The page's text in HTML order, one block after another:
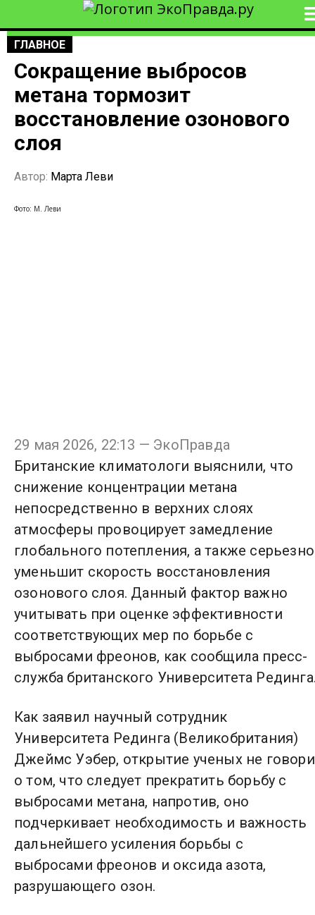
ГЛАВНОЕ
Сокращение выбросов
метана тормозит
восстановление озонового
слоя
Автор: Марта Леви
Фото: М. Леви
29 мая 2026, 22:13 — ЭкоПравда
Британские климатологи выяснили, что
снижение концентрации метана
непосредственно в верхних слоях
атмосферы провоцирует замедление
глобального потепления, а также серьезно
уменьшит скорость восстановления
озонового слоя. Данный фактор важно
учитывать при оценке эффективности
соответствующих мер по борьбе с
выбросами фреонов, как сообщила пресс-
служба британского Университета
Как заявил научный сотрудник
Университета Рединга (Великобритания)
Джеймс Уэбер, открытие ученых не
о том, что следует прекратить борьбу с
выбросами метана, напротив, оно
подчеркивает необходимость и важность
дальнейшего усиления борьбы с
выбросами фреонов и оксида азота,
разрушающего озон.